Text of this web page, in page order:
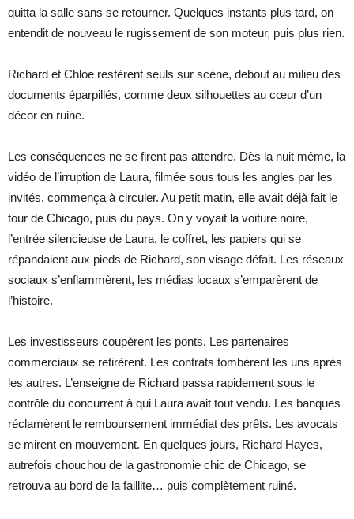
quitta la salle sans se retourner. Quelques instants plus tard, on
entendit de nouveau le rugissement de son moteur, puis plus rien.
Richard et Chloe restèrent seuls sur scène, debout au milieu des
documents éparpillés, comme deux silhouettes au cœur d’un
décor en ruine.
Les conséquences ne se firent pas attendre. Dès la nuit même, la
vidéo de l’irruption de Laura, filmée sous tous les angles par les
invités, commença à circuler. Au petit matin, elle avait déjà fait le
tour de Chicago, puis du pays. On y voyait la voiture noire,
l’entrée silencieuse de Laura, le coffret, les papiers qui se
répandaient aux pieds de Richard, son visage défait. Les réseaux
sociaux s’enflammèrent, les médias locaux s’emparèrent de
l’histoire.
Les investisseurs coupèrent les ponts. Les partenaires
commerciaux se retirèrent. Les contrats tombèrent les uns après
les autres. L’enseigne de Richard passa rapidement sous le
contrôle du concurrent à qui Laura avait tout vendu. Les banques
réclamèrent le remboursement immédiat des prêts. Les avocats
se mirent en mouvement. En quelques jours, Richard Hayes,
autrefois chouchou de la gastronomie chic de Chicago, se
retrouva au bord de la faillite… puis complètement ruiné.